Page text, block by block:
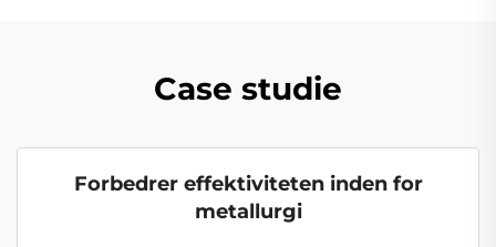
Case studie
Forbedrer effektiviteten inden for
metallurgi